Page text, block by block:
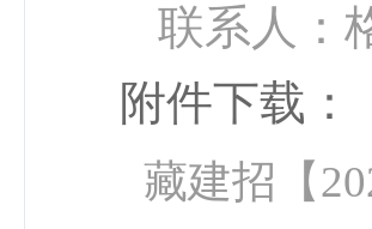
联系人：
附件下载：
藏建招【